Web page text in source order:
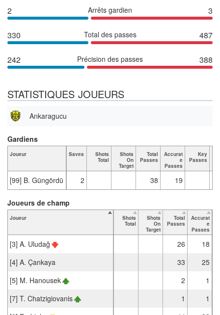
2 Arrêts gardien 3
330 Total des passes 487
242 Précision des passes 388
STATISTIQUES JOUEURS
Ankaragucu
Joueur Saves
Shots
Total
Shots
On
Target
Total
Passes
Accurat
e
Passes
Key
Passes
[99] B. Güngördü 2 38 19
Gardiens
Joueur
Shots
Total
Shots
On
Target
Total
Passes
Accurat
e
Passes
[3] A. Uludağ 26
18
[4] A. Çankaya
33
25
[5] M. Hanousek
2
1
[7] T. Chatzigiovanis
1
1
Joueurs de champ